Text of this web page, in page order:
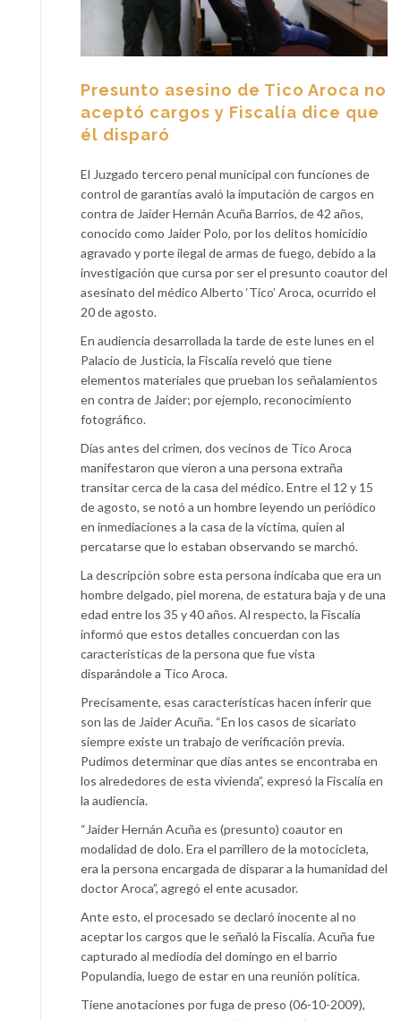
Presunto asesino de Tico Aroca no
aceptó cargos y Fiscalía dice que
él disparó
El Juzgado tercero penal municipal con funciones de
control de garantías avaló la imputación de cargos en
contra de Jaider Hernán Acuña Barrios, de 42 años,
conocido como Jaider Polo, por los delitos homicidio
agravado y porte ilegal de armas de fuego, debido a la
investigación que cursa por ser el presunto coautor del
asesinato del médico Alberto ‘Tico’ Aroca, ocurrido el
20 de agosto.
En audiencia desarrollada la tarde de este lunes en el
Palacio de Justicia, la Fiscalía reveló que tiene
elementos materiales que prueban los señalamientos
en contra de Jaider; por ejemplo, reconocimiento
fotográfico.
Días antes del crimen, dos vecinos de Tico Aroca
manifestaron que vieron a una persona extraña
transitar cerca de la casa del médico. Entre el 12 y 15
de agosto, se notó a un hombre leyendo un periódico
en inmediaciones a la casa de la víctima, quien al
percatarse que lo estaban observando se marchó.
La descripción sobre esta persona indicaba que era un
hombre delgado, piel morena, de estatura baja y de una
edad entre los 35 y 40 años. Al respecto, la Fiscalía
informó que estos detalles concuerdan con las
características de la persona que fue vista
disparándole a Tico Aroca.
Precisamente, esas características hacen inferir que
son las de Jaider Acuña. “En los casos de sicariato
siempre existe un trabajo de verificación previa.
Pudimos determinar que días antes se encontraba en
los alrededores de esta vivienda”, expresó la Fiscalía en
la audiencia.
“Jaider Hernán Acuña es (presunto) coautor en
modalidad de dolo. Era el parrillero de la motocicleta,
era la persona encargada de disparar a la humanidad del
doctor Aroca”, agregó el ente acusador.
Ante esto, el procesado se declaró inocente al no
aceptar los cargos que le señaló la Fiscalía. Acuña fue
capturado al mediodía del domingo en el barrio
Populandia, luego de estar en una reunión política.
Tiene anotaciones por fuga de preso (06-10-2009),